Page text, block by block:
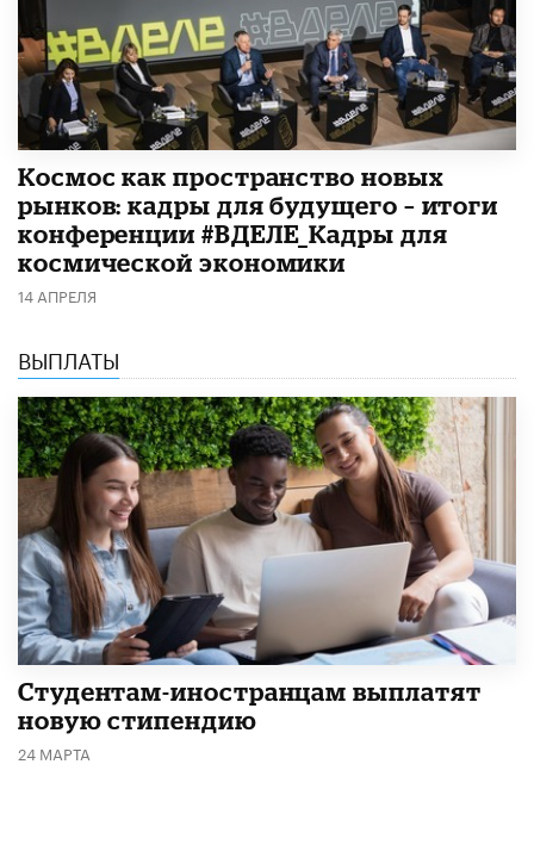
Космос как пространство новых
рынков: кадры для будущего – итоги
конференции #ВДЕЛЕ_Кадры для
космической экономики
14 АПРЕЛЯ
ВЫПЛАТЫ
Студентам-иностранцам выплатят
новую стипендию
24 МАРТА